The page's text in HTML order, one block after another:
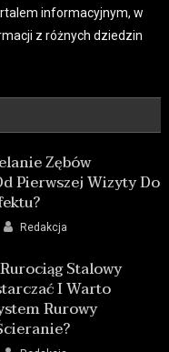
informacyjnym, w
z różnych dziedzin
Zębów
Pierwszej Wizyty Do
Redakcja
Stalowy
I Warto
Rurowy